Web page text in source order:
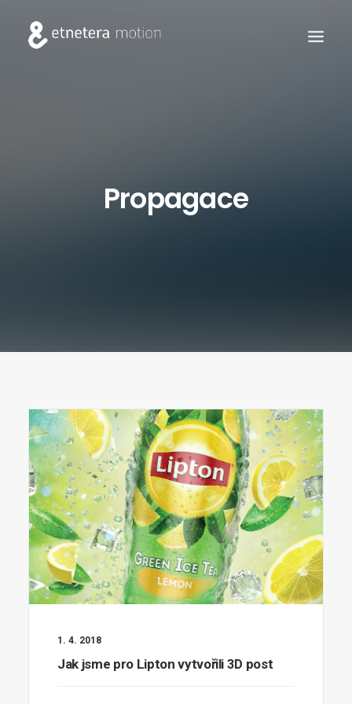
Propagace
1. 4. 2018
Jak jsme pro Lipton vytvořili 3D post